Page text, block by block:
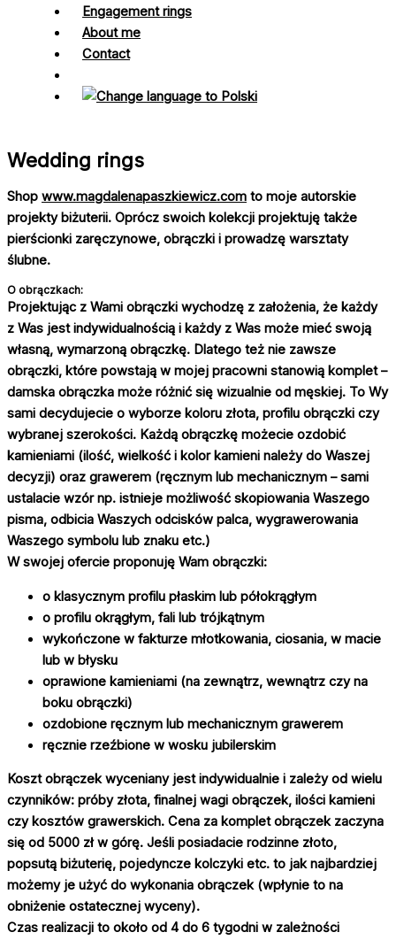
Engagement rings
About me
Contact
Wedding rings
Shop www.magdalenapaszkiewicz.com to moje autorskie
projekty biżuterii. Oprócz swoich kolekcji projektuję także
pierścionki zaręczynowe, obrączki i prowadzę warsztaty
ślubne.
O obrączkach:
Projektując z Wami obrączki wychodzę z założenia, że każdy
z Was jest indywidualnością i każdy z Was może mieć swoją
własną, wymarzoną obrączkę. Dlatego też nie zawsze
obrączki, które powstają w mojej pracowni stanowią komplet –
damska obrączka może różnić się wizualnie od męskiej. To Wy
sami decydujecie o wyborze koloru złota, profilu obrączki czy
wybranej szerokości. Każdą obrączkę możecie ozdobić
kamieniami (ilość, wielkość i kolor kamieni należy do Waszej
decyzji) oraz grawerem (ręcznym lub mechanicznym – sami
ustalacie wzór np. istnieje możliwość skopiowania Waszego
pisma, odbicia Waszych odcisków palca, wygrawerowania
Waszego symbolu lub znaku etc.)
W swojej ofercie proponuję Wam obrączki:
o klasycznym profilu płaskim lub półokrągłym
o profilu okrągłym, fali lub trójkątnym
wykończone w fakturze młotkowania, ciosania, w macie
lub w błysku
oprawione kamieniami (na zewnątrz, wewnątrz czy na
boku obrączki)
ozdobione ręcznym lub mechanicznym grawerem
ręcznie rzeźbione w wosku jubilerskim
Koszt obrączek wyceniany jest indywidualnie i zależy od wielu
czynników: próby złota, finalnej wagi obrączek, ilości kamieni
czy kosztów grawerskich. Cena za komplet obrączek zaczyna
się od 5000 zł w górę. Jeśli posiadacie rodzinne złoto,
popsutą biżuterię, pojedyncze kolczyki etc. to jak najbardziej
możemy je użyć do wykonania obrączek (wpłynie to na
obniżenie ostatecznej wyceny).
Czas realizacji to około od 4 do 6 tygodni w zależności